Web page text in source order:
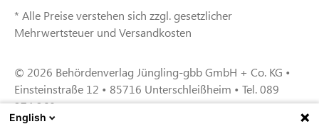
* Alle Preise verstehen sich zzgl. gesetzlicher
Mehrwertsteuer und Versandkosten
© 2026 Behördenverlag Jüngling-gbb GmbH + Co. KG •
Einsteinstraße 12 • 85716 Unterschleißheim • Tel. 089
374 360
English